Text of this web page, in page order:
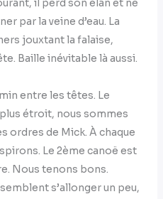
il perd son élan et ne
par la veine d’eau. La
jouxtant la falaise,
Baille inévitable là aussi.
entre les têtes. Le
étroit, nous sommes
ordres de Mick. À chaque
Le 2ème canoë est
Nous tenons bons.
s’allonger un peu,